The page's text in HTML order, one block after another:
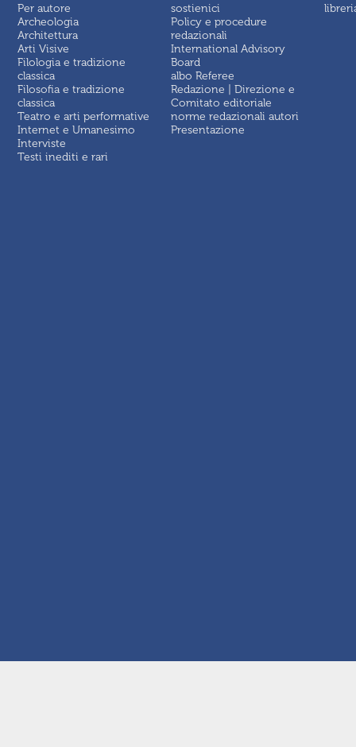
Per autore
Archeologia
Architettura
Arti Visive
Filologia e tradizione
classica
Filosofia e tradizione
classica
Teatro e arti performative
Internet e Umanesimo
Interviste
Testi inediti e rari
sostienici
Policy e procedure
redazionali
International Advisory
Board
albo Referee
Redazione | Direzione e
Comitato editoriale
norme redazionali autori
Presentazione